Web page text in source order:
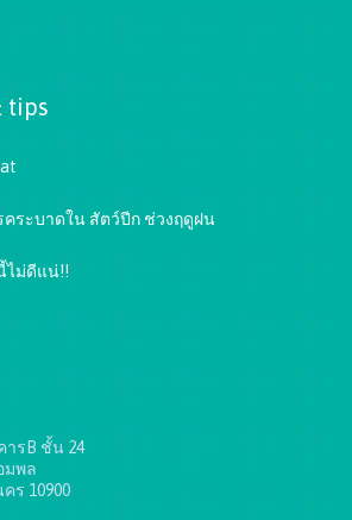
tips
ระบาดใน สัตว์ปีก ช่วงฤดูฝน
ไม่ดีแน่!!
ารB ชั้น 24
มพล
ร 10900